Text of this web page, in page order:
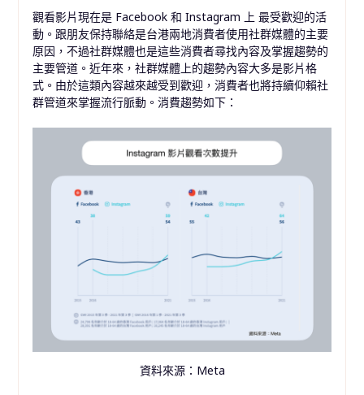
觀看影片現在是 Facebook 和 Instagram 上 最受歡迎的活
動。跟朋友保持聯絡是台港兩地消費者使用社群媒體的主要
原因，不過社群媒體也是這些消費者尋找內容及掌握趨勢的
主要管道。近年來，社群媒體上的趨勢內容大多是影片格
式。由於這類內容越來越受到歡迎，消費者也將持續仰賴社
群管道來掌握流行脈動。消費趨勢如下：
資料來源：Meta